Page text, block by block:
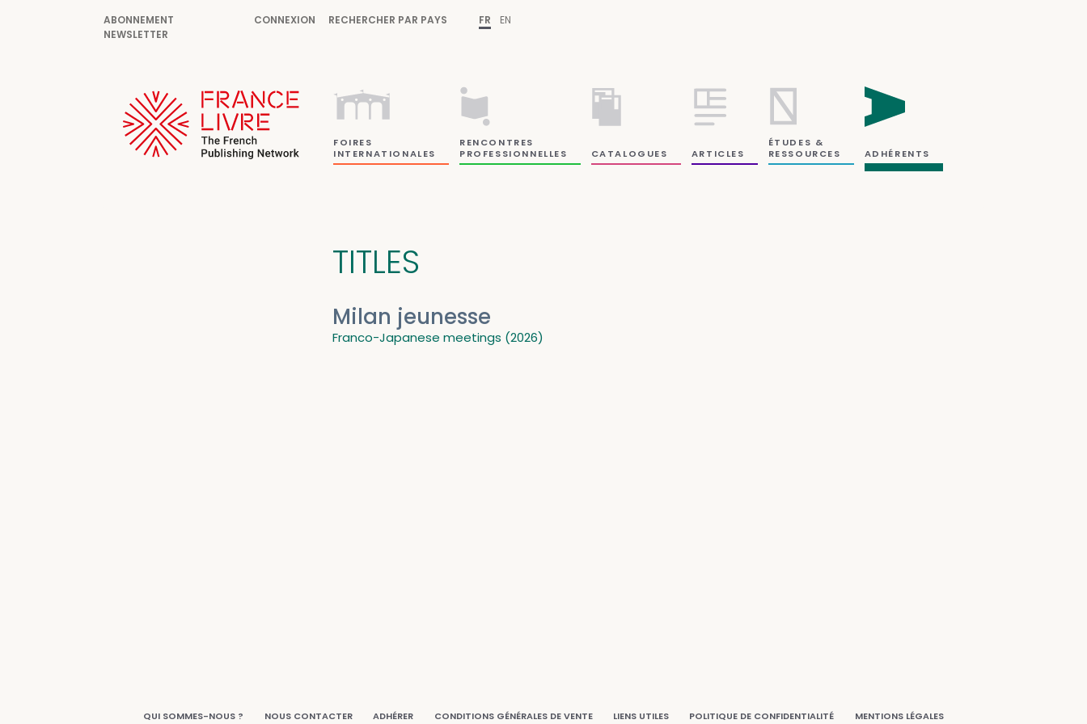
ABONNEMENT
NEWSLETTER
CONNEXION RECHERCHER PAR PAYS FR EN
FOIRES
INTERNATIONALES
RENCONTRES
PROFESSIONNELLES
CATALOGUES ARTICLES
ÉTUDES &
RESSOURCES
ADHÉRENTS
TITLES
Milan jeunesse
Franco-Japanese meetings (2026)
QUI SOMMES-NOUS ? NOUS CONTACTER ADHÉRER CONDITIONS GÉNÉRALES DE VENTE LIENS UTILES POLITIQUE DE CONFIDENTIALITÉ MENTIONS LÉGALES